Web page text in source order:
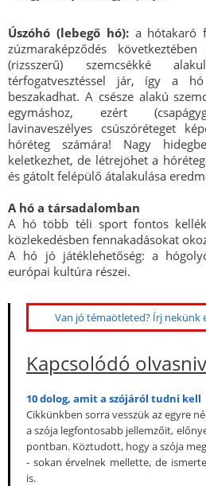
Úszóhó (lebegő hó):a hótakaró
zúzmaraképződés
(rizsszerű) szemcsékké
térfogatvesztéssel jár, így a
beszakadhat. A csésze alakú
egymáshoz, ezért
lavinaveszélyes csúszóréteget
hóréteg számára! Nagy
keletkezhet, de létrejöhet a
és gátolt felépülő átalakulása
A hó a társadalomban
A hó több téli sport fontos
közlekedésben fennakadásokat
A hó jó játéklehetőség: a
európai kultúra részei.
Van jó témaötleted? Írj nekünk
Kapcsolódó
10 dolog, amit a szójáról tudni kell
Cikkünkben sorra vesszük az egyre
a szója legfontosabb jellemzőit,
pontban. Köztudott, hogy a szója
- sokan érvelnek mellette, de
is.